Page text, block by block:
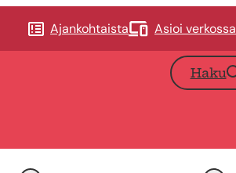
Ajankohtaista
Asioi verkossa
Haku